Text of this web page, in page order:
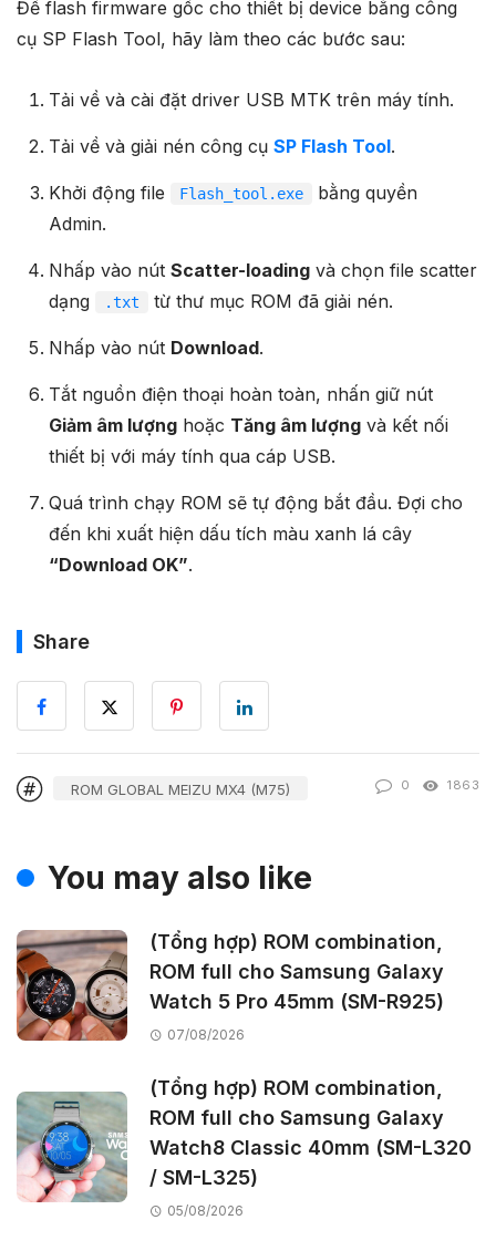
Để flash firmware gốc cho thiết bị device bằng công
cụ SP Flash Tool, hãy làm theo các bước sau:
Tải về và cài đặt driver USB MTK trên máy tính.
Tải về và giải nén công cụ SP Flash Tool.
Khởi động file Flash_tool.exe
bằng quyền
Admin.
Nhấp vào nút Scatter-loadingvà chọn file scatter
dạng
.txt từ thư mục ROM đã giải nén.
Nhấp vào nút Download.
Tắt nguồn điện thoại hoàn toàn, nhấn giữ nút
Giảm âm lượnghoặc Tăng âm lượngvà kết nối
thiết bị với máy tính qua cáp USB.
Quá trình chạy ROM sẽ tự động bắt đầu. Đợi cho
đến khi xuất hiện dấu tích màu xanh lá cây
“Download OK”.
Share
ROM GLOBAL MEIZU MX4 (M75) 0 1863
You may also like
(Tổng hợp) ROM combination,
ROM full cho Samsung Galaxy
Watch 5 Pro 45mm (SM-R925)
07/08/2026
(Tổng hợp) ROM combination,
ROM full cho Samsung Galaxy
Watch8 Classic 40mm (SM-L320
/ SM-L325)
05/08/2026